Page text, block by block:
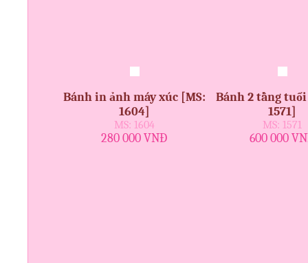
Bánh in ảnh máy xúc [MS:
1604]
MS: 1604
280 000 VNĐ
Bánh 2 tầng tuổi
1571]
MS: 1571
600 000